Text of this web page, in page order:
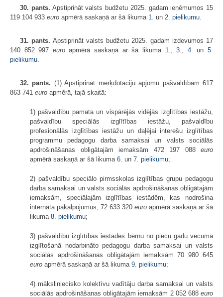
30. pants. Apstiprināt valsts budžetu 2025. gadam ieņēmumos 15
119 104 933 euro apmērā saskaņā ar šā likuma 1. un 2. pielikumu.
31. pants. Apstiprināt valsts budžetu 2025. gadam izdevumos 17
140 852 997 euroapmērā saskaņā ar šā likuma 1.,3., 4.un5.
pielikumu.
32. pants. (1) Apstiprināt mērķdotāciju apjomu pašvaldībām 617
863 741 euro apmērā, tajā skaitā:
1) pašvaldību pamata un vispārējās vidējās izglītības iestāžu,
pašvaldību speciālās izglītības iestāžu, pašvaldību
profesionālās izglītības iestāžu un daļējai interešu izglītības
programmu pedagogu darba samaksai un valsts sociālās
apdrošināšanas obligātajām iemaksām 472 197 088 euro
apmērā saskaņā ar šā likuma 6. un 7. pielikumu;
2) pašvaldību speciālo pirmsskolas izglītības grupu pedagogu
darba samaksai un valsts sociālās apdrošināšanas obligātajām
iemaksām, speciālajām izglītības iestādēm, kas nodrošina
internāta pakalpojumus, 72 633 320 euro apmērā saskaņā ar šā
likuma 8. pielikumu;
3) pašvaldību izglītības iestādēs bērnu no piecu gadu vecuma
izglītošanā nodarbināto pedagogu darba samaksai un valsts
sociālās apdrošināšanas obligātajām iemaksām 70 980 645
euro apmērā saskaņā ar šā likuma 9. pielikumu;
4) māksliniecisko kolektīvu vadītāju darba samaksai un valsts
sociālās apdrošināšanas obligātajām iemaksām 2 052 688 euro